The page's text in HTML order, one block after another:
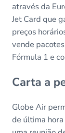
através da
Jet Card que
preços
vende
Fórmula 1 e
Carta a
Globe Air
de última